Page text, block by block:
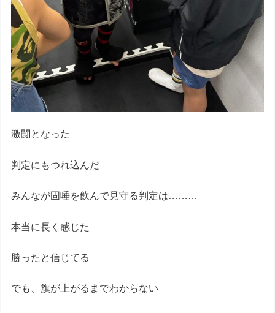
激闘となった
判定にもつれ込んだ
みんなが固唾を飲んで見守る判定は………
本当に長く感じた
勝ったと信じてる
でも、旗が上がるまでわからない